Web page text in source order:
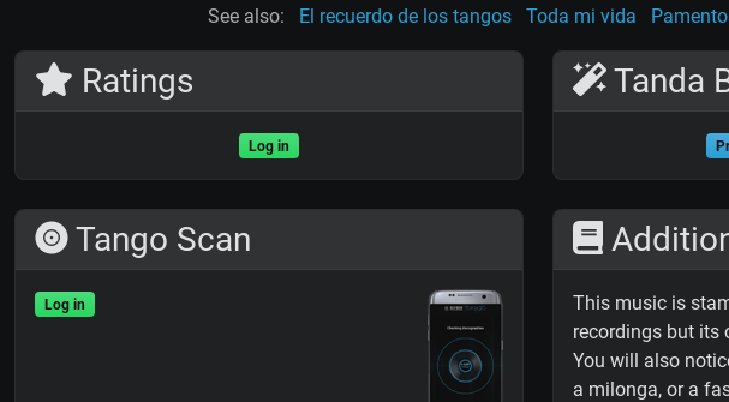
See also: El recuerdo de los tangos Toda mi vida
Ratings
Log in
Tango Scan
Log in
Tanda
This music is
recordings but its
You will also
a milonga, or a